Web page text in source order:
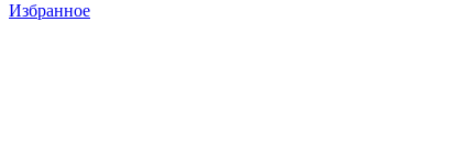
Избранное